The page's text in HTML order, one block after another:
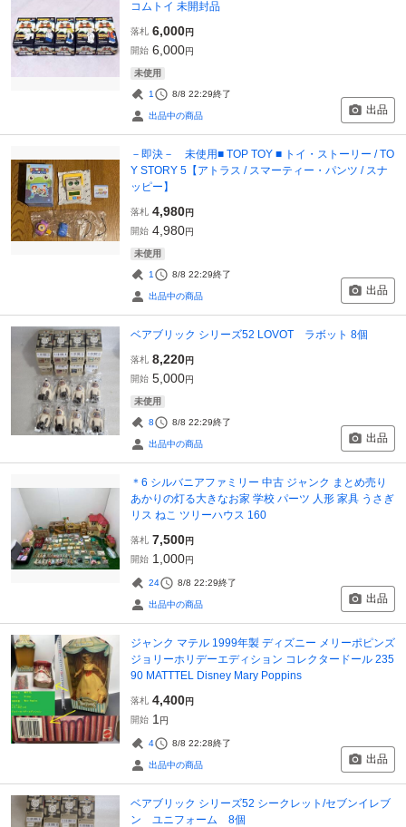
コムトイ 未開封品
落札 6,000円
開始 6,000円
未使用
1 8/8 22:29終了
出品中の商品 出品
－即決－ 未使用■ TOP TOY ■ トイ・ストーリー / TO
Y STORY 5【アトラス / スマーティー・パンツ / スナ
ッピー】
落札 4,980円
開始 4,980円
未使用
1 8/8 22:29終了
出品中の商品 出品
ベアブリック シリーズ52 LOVOT ラボット 8個
落札 8,220円
開始 5,000円
未使用
8 8/8 22:29終了
出品中の商品 出品
＊6 シルバニアファミリー 中古 ジャンク まとめ売り
あかりの灯る大きなお家 学校 パーツ 人形 家具 うさぎ
リス ねこ ツリーハウス 160
落札 7,500円
開始 1,000円
24 8/8 22:29終了
出品中の商品 出品
ジャンク マテル 1999年製 ディズニー メリーポピンズ
ジョリーホリデーエディション コレクタードール 235
90 MATTTEL Disney Mary Poppins
落札 4,400円
開始 1 円
4 8/8 22:28終了
出品中の商品 出品
ベアブリック シリーズ52 シークレット/セブンイレブ
ン ユニフォーム 8個